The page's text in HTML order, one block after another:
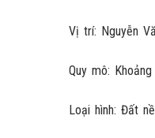
Vị trí: Nguyễn
Quy mô:
Loại hình: Đất